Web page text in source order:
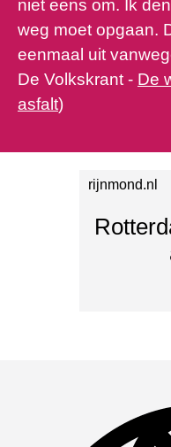
niet eens om. Ik
weg moet opgaan.
eenmaal uit
De Volkskrant - De
asfalt)
rijnmond.nl